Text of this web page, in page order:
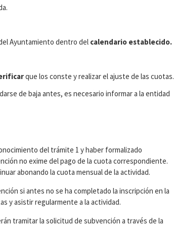
Ayuntamiento dentro del calendario establecido.
que los conste y realizar el ajuste de las cuotas.
de baja antes, es necesario informar a la entidad
del trámite 1 y haber formalizado
no exime del pago de la cuota correspondiente.
abonando la cuota mensual de la actividad.
si antes no se ha completado la inscripción en la
y asistir regularmente a la actividad.
tramitar la solicitud de subvención a través de la